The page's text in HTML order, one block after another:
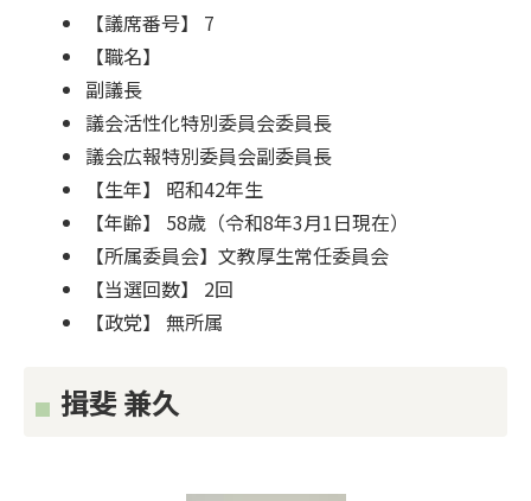
【議席番号】 7
【職名】
副議長
議会活性化特別委員会委員長
議会広報特別委員会副委員長
【生年】 昭和42年生
【年齢】 58歳（令和8年3月1日現在）
【所属委員会】文教厚生常任委員会
【当選回数】 2回
【政党】 無所属
揖斐 兼久